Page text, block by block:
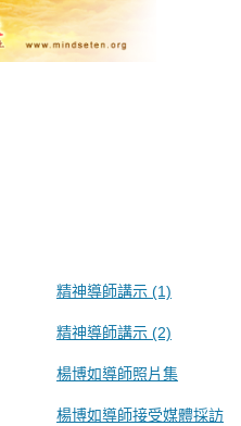
精神導師講示 (1)
精神導師講示 (2)
楊博如導師照片集
楊博如導師接受媒體採訪